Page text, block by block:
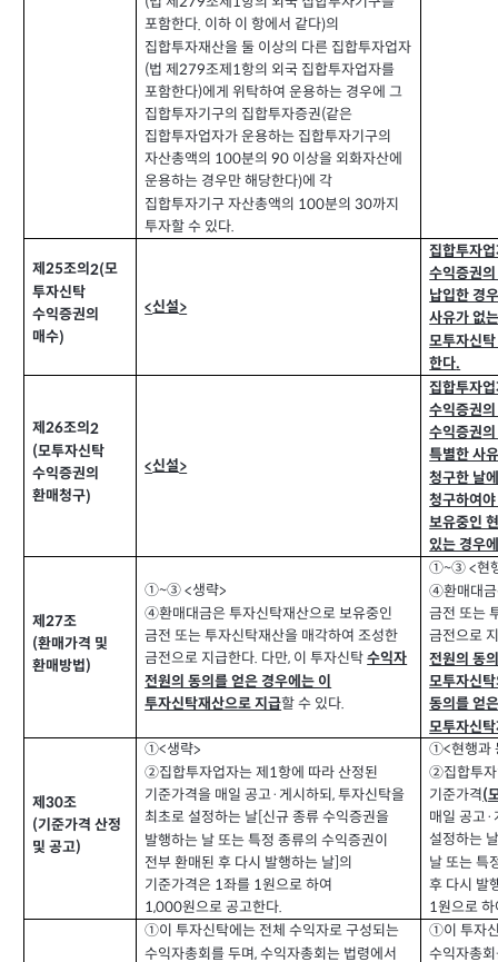
포함한다. 이하 이 항에서 같다)의
집합투자재산을 둘 이상의 다른 집합투자업자
(법 제279조제 1항의 외국 집합투자업자를
포함한다)에게 위탁하여 운용하는 경우에 그
집합투자기구의 집합투자증권(같은
집합투자업자가 운용하는 집합투자기구의
자산총액의 100분의 90 이상을 외화자산에
운용하는 경우만 해당한다)에 각
집합투자기구 자산총액의 100분의 30까지
투자할 수 있다.
제25조의2(모
투자신탁
수익증권의
매수)
<신설>
집합투자
수익증권
납입한 경
사유가 없
모투자신
한다.
제26조의2
(모투자신탁
수익증권의
환매청구)
<신설>
집합투자
수익증권
수익증권
특별한 사
청구한 날
청구하여
보유중인
있는 경우
제27조
(환매가격 및
환매방법)
①~③<생략>
④환매대금은 투자신탁재산으로 보유중인
금전 또는 투자신탁재산을 매각하여 조성한
금전으로 지급한다. 다만, 이 투자신탁수익자
전원의 동의를 얻은 경우에는 이
투자신탁재산으로 지급할 수 있다.
①~③<현
④환매대금
금전 또는
금전으로
전원의 동
모투자신
동의를 얻
모투자신
제30조
(기준가격 산정
및 공고)
①<생략>
②집합투자업자는 제 1항에 따라 산정된
기준가격을 매일 공고· 게시하되,투자신탁을
최초로 설정하는 날[신규 종류 수익증권을
발행하는 날 또는 특정 종류의 수익증권이
전부 환매된 후 다시 발행하는 날 의
기준가격은 1좌를 1원으로 하여
1,000원으로 공고한다.
①<현행과
②집합투
기준가격(
매일 공고·
설정하는
날 또는 특
후 다시 발
1원으로 하
①이 투자신탁에는 전체 수익자로 구성되는
수익자총회를 두며,수익자총회는 법령에서
①이 투자
수익자총